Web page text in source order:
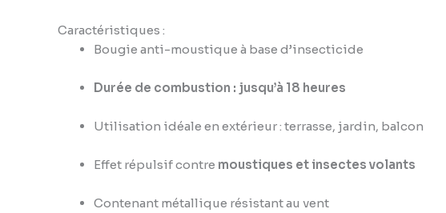
Caractéristiques :
Bougie anti-moustique à base d’insecticide
Durée de combustion : jusqu’à 18 heures
Utilisation idéale en extérieur : terrasse, jardin, balcon
Effet répulsif contre moustiques et insectes volants
Contenant métallique résistant au vent